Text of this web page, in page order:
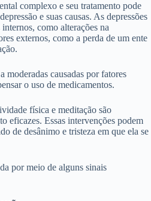
complexo e seu tratamento pode
e suas causas. As depressões
como alterações na
externos, como a perda de um ente
moderadas causadas por fatores
o uso de medicamentos.
física e meditação são
eficazes. Essas intervenções podem
de desânimo e tristeza em que ela se
por meio de alguns sinais